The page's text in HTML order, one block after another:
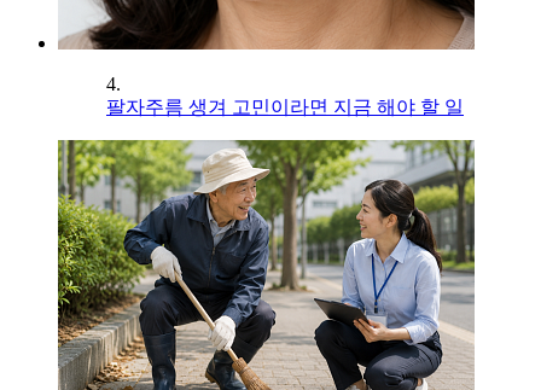
4.
팔자주름 생겨 고민이라면 지금 해야 할 일